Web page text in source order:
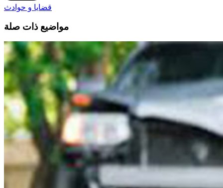
قضايا و حوادث
مواضيع ذات صلة